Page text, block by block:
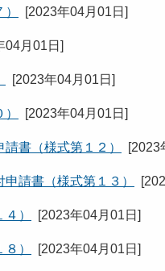
[2023年04月01日 ]
04月01日 ]
[2023年04月01日 ]
[2023年04月01日 ]
書（様式第１２） [2023
請書（様式第１３） [
） [2023年04月01日 ]
） [2023年04月01日 ]